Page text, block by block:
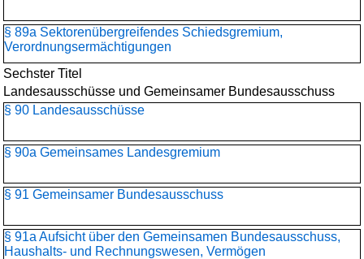
§ 89a Sektorenübergreifendes Schiedsgremium,
Verordnungsermächtigungen
Sechster Titel
Landesausschüsse und Gemeinsamer Bundesausschuss
§ 90 Landesausschüsse
§ 90a Gemeinsames Landesgremium
§ 91 Gemeinsamer Bundesausschuss
§ 91a Aufsicht über den Gemeinsamen Bundesausschuss,
Haushalts- und Rechnungswesen, Vermögen